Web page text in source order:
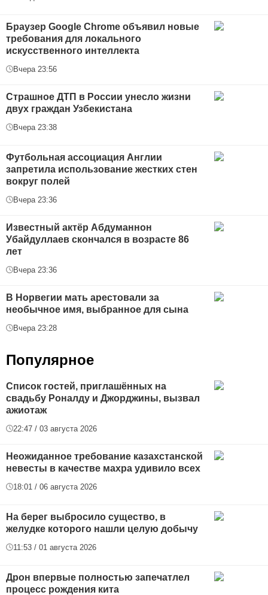
Браузер Google Chrome объявил новые
требования для локального
искусственного интеллекта
Вчера 23:56
Страшное ДТП в России унесло жизни
двух граждан Узбекистана
Вчера 23:38
Футбольная ассоциация Англии
запретила использование жестких стен
вокруг полей
Вчера 23:36
Известный актёр Абдуманнон
Убайдуллаев скончался в возрасте 86
лет
Вчера 23:36
В Норвегии мать арестовали за
необычное имя, выбранное для сына
Вчера 23:28
Популярное
Список гостей, приглашённых на
свадьбу Роналду и Джорджины, вызвал
ажиотаж
22:47 / 03 августа 2026
Неожиданное требование казахстанской
невесты в качестве махра удивило всех
18:01 / 06 августа 2026
На берег выбросило существо, в
желудке которого нашли целую добычу
11:53 / 01 августа 2026
Дрон впервые полностью запечатлел
процесс рождения кита